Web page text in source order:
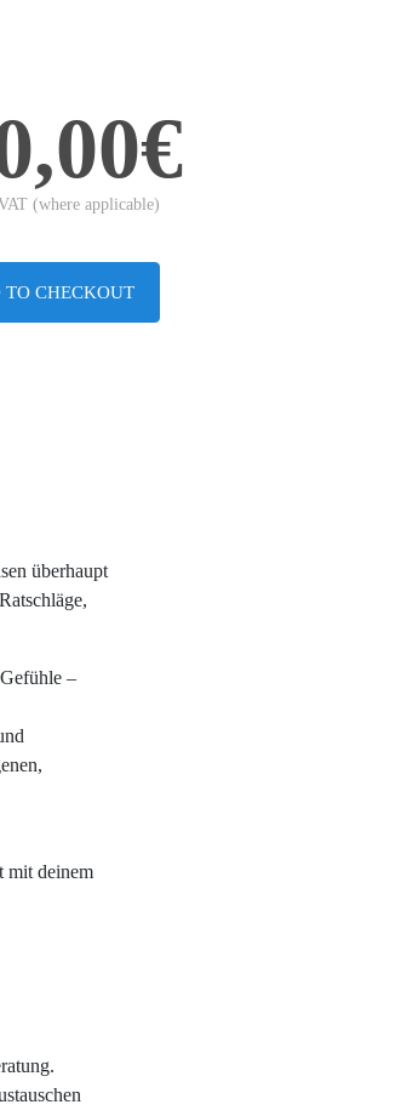
(where applicable)
TO CHECKOUT
überhaupt
–
mit deinem